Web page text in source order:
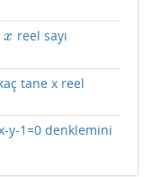
x
x reel sayı
tane x reel
y-1=0 denklemini